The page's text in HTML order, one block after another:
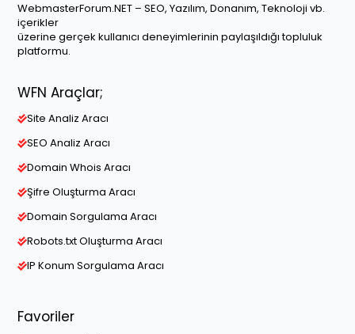
WebmasterForum.NET – SEO, Yazılım, Donanım, Teknoloji vb.
içerikler
üzerine gerçek kullanıcı deneyimlerinin paylaşıldığı topluluk
platformu.
WFN Araçlar;
Site Analiz Aracı
SEO Analiz Aracı
Domain Whois Aracı
Şifre Oluşturma Aracı
Domain Sorgulama Aracı
Robots.txt Oluşturma Aracı
IP Konum Sorgulama Aracı
Favoriler